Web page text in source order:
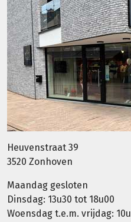
Heuvenstraat 39
3520 Zonhoven
Maandag gesloten
Dinsdag: 13u30 tot 18u00
Woensdag t.e.m. vrijdag: